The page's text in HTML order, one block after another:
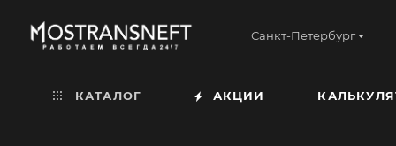
Санкт-Петербург
КАТАЛОГ АКЦИИ